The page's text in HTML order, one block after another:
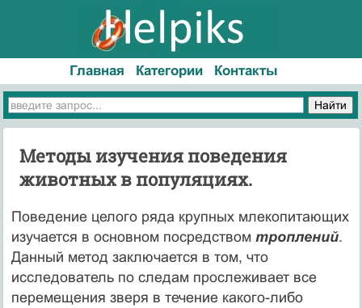
Главная Категории Контакты
Методы изучения поведения
животных в популяциях.
Поведение целого ряда крупных млекопитающих
изучается в основном посредством троплений.
Данный метод заключается в том, что
исследователь по следам прослеживает все
перемещения зверя в течение какого-либо